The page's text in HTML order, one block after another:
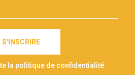
S'INSCRIRE
la politique de confidentialité